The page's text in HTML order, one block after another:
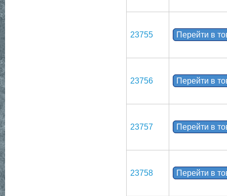
23755 Перейти в
23756 Перейти в
23757 Перейти в
23758 Перейти в